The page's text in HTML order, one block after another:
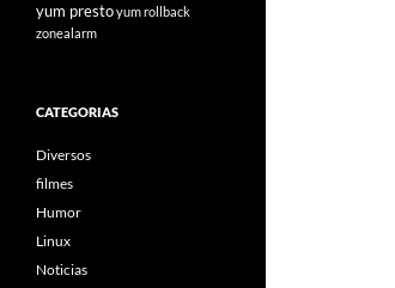
yum prestoyum rollback
zonealarm
CATEGORIAS
Diversos
filmes
Humor
Linux
Noticias